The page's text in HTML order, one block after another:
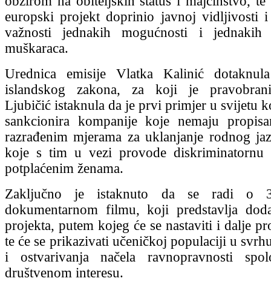
europski projekt doprinio javnoj vidljivosti
važnosti jednakih mogućnosti i
muškaraca.
Urednica emisije Vlatka Kalinić
islandskog zakona, za koji je
Ljubičić istaknula da je prvi primjer u svijetu
sankcionira kompanije koje nemaju
razrađenim mjerama za uklanjanje rodnog
koje s tim u vezi provode diskriminatornu
potplaćenim ženama.
Zaključno je istaknuto da se radi o
dokumentarnom filmu, koji predstavlja
projekta, putem kojeg će se nastaviti i dalje
te će se prikazivati učeničkoj populaciji u
i ostvarivanja načela ravnopravnosti
društvenom interesu.